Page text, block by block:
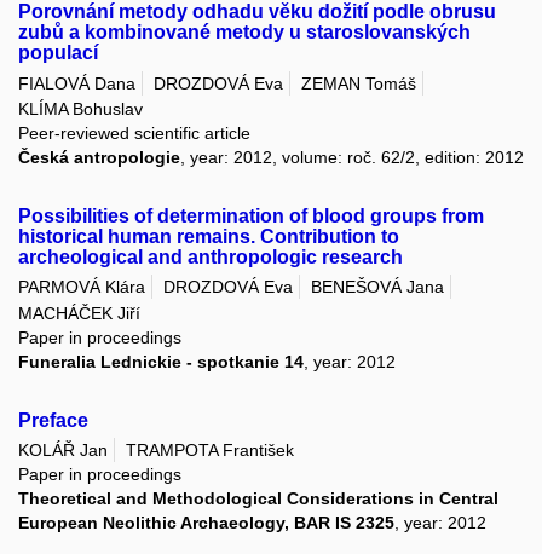
Porovnání metody odhadu věku dožití podle obrusu
zubů a kombinované metody u staroslovanských
populací
FIALOVÁ Dana DROZDOVÁ Eva
ZEMAN Tomáš
KLÍMA Bohuslav
Peer-reviewed scientific article
Česká antropologie , year: 2012, volume: roč. 62/2, edition: 2012
Possibilities of determination of blood groups from
historical human remains. Contribution to
archeological and anthropologic research
PARMOVÁ Klára DROZDOVÁ Eva
BENEŠOVÁ Jana
MACHÁČEK Jiří
Paper in proceedings
Funeralia Lednickie - spotkanie 14 , year: 2012
Preface
KOLÁŘ Jan
TRAMPOTA František
Paper in proceedings
Theoretical and Methodological Considerations in Central
European Neolithic Archaeology, BAR IS 2325 , year: 2012